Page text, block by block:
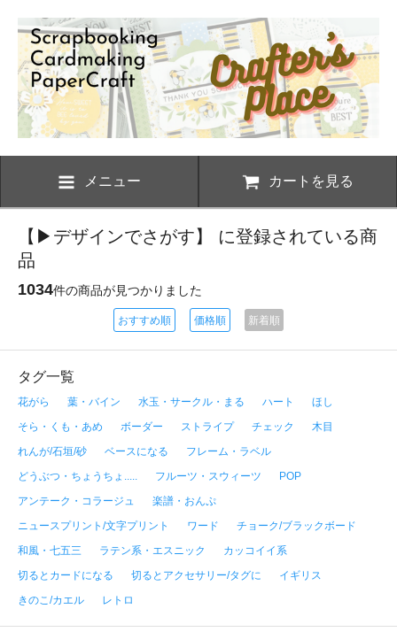
メニュー カートを見る
【▶デザインでさがす】 に登録されている商
品
1034件の商品が見つかりました
おすすめ順 価格順 新着順
タグ一覧
花がら 葉・バイン 水玉・サークル・まる ハート
ほし
そら・くも・あめ
ボーダー ストライプ チェック
木目
れんが/石垣/砂
ベースになる
フレーム・ラベル
どうぶつ・ちょうちょ.....
フルーツ・スウィーツ
POP
アンテーク・コラージュ
楽譜・おんぷ
ニュースプリント/文字プリント
ワード
チョーク/ブラックボード
和風・七五三
ラテン系・エスニック
カッコイイ系
切るとカードになる
切るとアクセサリー/タグに
イギリス
きのこ/カエル
レトロ